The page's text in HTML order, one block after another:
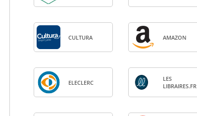
CULTURA AMA­ZON
ELE­CLERC
LES
LIBRAIRES.FR